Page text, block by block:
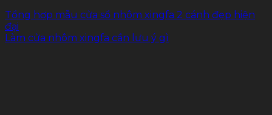
Tổng hợp mẫu cửa sổ nhôm xingfa 2 cánh đẹp hiện
đại
Làm cửa nhôm xingfa cần lưu ý gì